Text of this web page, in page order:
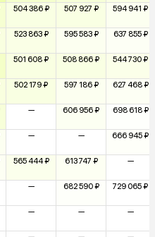
504 386 ₽ 507 927 ₽ 594 941 ₽
523 863 ₽ 595 583 ₽ 637 855 ₽
501 608 ₽ 508 866 ₽ 544 730 ₽
502 179 ₽ 597 186 ₽ 627 468 ₽
— 606 956 ₽ 698 618 ₽
— — 666 945 ₽
565 444 ₽ 613 747 ₽ —
— 682 590 ₽ 729 065 ₽
— — —